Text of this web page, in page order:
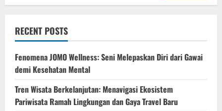
di
an
RECENT POSTS
Fenomena JOMO Wellness: Seni Melepaskan Diri dari Gawai
demi Kesehatan Mental
Tren Wisata Berkelanjutan: Menavigasi Ekosistem
Pariwisata Ramah Lingkungan dan Gaya Travel Baru